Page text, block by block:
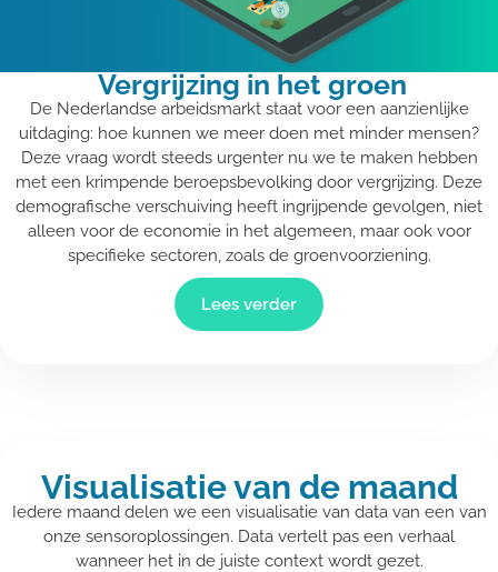
Vergrijzing in het groen
De Nederlandse arbeidsmarkt staat voor een aanzienlijke
uitdaging: hoe kunnen we meer doen met minder mensen?
Deze vraag wordt steeds urgenter nu we te maken hebben
met een krimpende beroepsbevolking door vergrijzing. Deze
demografische verschuiving heeft ingrijpende gevolgen, niet
alleen voor de economie in het algemeen, maar ook voor
specifieke sectoren, zoals de groenvoorziening.
Lees verder
Visualisatie van de maand
Iedere maand delen we een visualisatie van data van een van
onze sensoroplossingen. Data vertelt pas een verhaal
wanneer het in de juiste context wordt gezet.